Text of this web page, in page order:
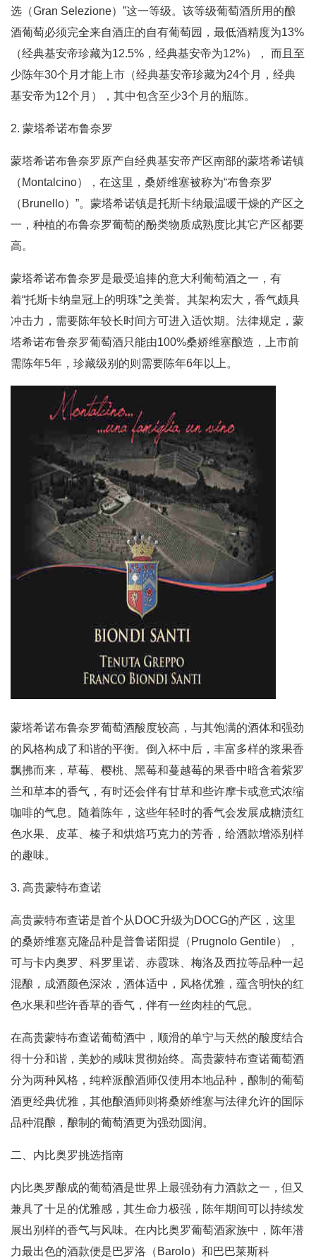
选（Gran Selezione）”这一等级。该等级葡萄酒所用的酿
酒葡萄必须完全来自酒庄的自有葡萄园，最低酒精度为13%
（经典基安帝珍藏为12.5%，经典基安帝为12%）， 而且至
少陈年30个月才能上市（经典基安帝珍藏为24个月，经典
基安帝为12个月），其中包含至少3个月的瓶陈。
2. 蒙塔希诺布鲁奈罗
蒙塔希诺布鲁奈罗原产自经典基安帝产区南部的蒙塔希诺镇
（Montalcino），在这里，桑娇维塞被称为“布鲁奈罗
（Brunello）”。蒙塔希诺镇是托斯卡纳最温暖干燥的产区之
一，种植的布鲁奈罗葡萄的酚类物质成熟度比其它产区都要
高。
蒙塔希诺布鲁奈罗是最受追捧的意大利葡萄酒之一，有
着“托斯卡纳皇冠上的明珠”之美誉。其架构宏大，香气颇具
冲击力，需要陈年较长时间方可进入适饮期。法律规定，蒙
塔希诺布鲁奈罗葡萄酒只能由100%桑娇维塞酿造，上市前
需陈年5年，珍藏级别的则需要陈年6年以上。
蒙塔希诺布鲁奈罗葡萄酒酸度较高，与其饱满的酒体和强劲
的风格构成了和谐的平衡。倒入杯中后，丰富多样的浆果香
飘拂而来，草莓、樱桃、黑莓和蔓越莓的果香中暗含着紫罗
兰和草本的香气，有时还会伴有甘草和些许摩卡或意式浓缩
咖啡的气息。随着陈年，这些年轻时的香气会发展成糖渍红
色水果、皮革、榛子和烘焙巧克力的芳香，给酒款增添别样
的趣味。
3. 高贵蒙特布查诺
高贵蒙特布查诺是首个从DOC升级为DOCG的产区，这里
的桑娇维塞克隆品种是普鲁诺阳提（Prugnolo Gentile），
可与卡内奥罗、科罗里诺、赤霞珠、梅洛及西拉等品种一起
混酿，成酒颜色深浓，酒体适中，风格优雅，蕴含明快的红
色水果和些许香草的香气，伴有一丝肉桂的气息。
在高贵蒙特布查诺葡萄酒中，顺滑的单宁与天然的酸度结合
得十分和谐，美妙的咸味贯彻始终。高贵蒙特布查诺葡萄酒
分为两种风格，纯粹派酿酒师仅使用本地品种，酿制的葡萄
酒更经典优雅，其他酿酒师则将桑娇维塞与法律允许的国际
品种混酿，酿制的葡萄酒更为强劲圆润。
二、内比奥罗挑选指南
内比奥罗酿成的葡萄酒是世界上最强劲有力酒款之一，但又
兼具了十足的优雅感，其生命力极强，陈年期间可以持续发
展出别样的香气与风味。在内比奥罗葡萄酒家族中，陈年潜
力最出色的酒款便是巴罗洛（Barolo）和巴巴莱斯科